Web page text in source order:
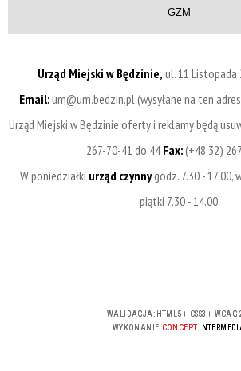
GZM
Urząd Miejski w Będzinie, ul. 11 Listopada
Email:um@um.bedzin.pl (wysyłane na ten
Urząd Miejski w Będzinie oferty i reklamy będą
267-70-41 do 44Fax:(+48 32)
W poniedziałki urząd czynnygodz. 7.30 - 17.00,
piątki 7.30 - 14.00
WALIDACJA: HTML5+ CSS3 + WCAG
WYKONANIE CONCEPT